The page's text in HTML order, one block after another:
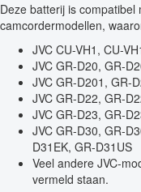
Deze batterij is
camcordermodellen,
JVC CU-VH1, CU-
JVC GR-D20, GR-
JVC GR-D201, GR-
JVC GR-D22, GR-
JVC GR-D23, GR-
JVC GR-D30, GR-
D31EK, GR-D31US
Veel andere JVC-
vermeld staan.